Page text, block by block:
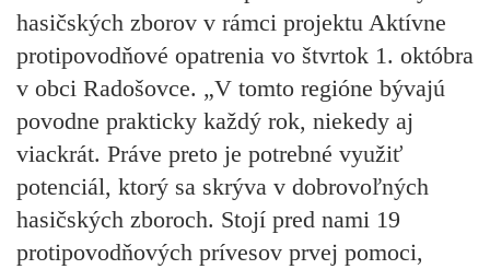
hasičských zborov v rámci projektu Aktívne
protipovodňové opatrenia vo štvrtok 1. októbra
v obci Radošovce. „V tomto regióne bývajú
povodne prakticky každý rok, niekedy aj
viackrát. Práve preto je potrebné využiť
potenciál, ktorý sa skrýva v dobrovoľných
hasičských zboroch. Stojí pred nami 19
protipovodňových prívesov prvej pomoci,